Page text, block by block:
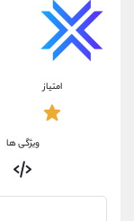
امتیاز
ویژگی ها